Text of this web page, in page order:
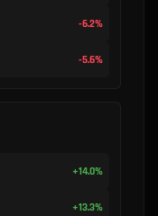
-6.2%
-5.6%
+14.0%
+13.3%